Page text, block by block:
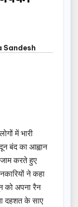
Sandesh
में भारी
बंद का आह्वान
करते हुए
ने कहा
को अपना रैन
दहशत के साए